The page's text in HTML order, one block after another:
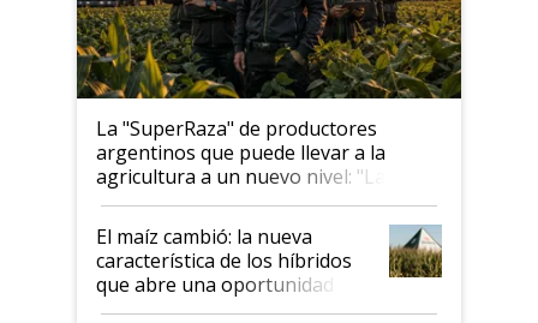
La "SuperRaza" de productores
argentinos que puede llevar a la
agricultura a un nuevo nivel: "Las
posibilidades de crecimiento son
infinitas"
El maíz cambió: la nueva
característica de los híbridos
que abre una oportunidad en
el lote